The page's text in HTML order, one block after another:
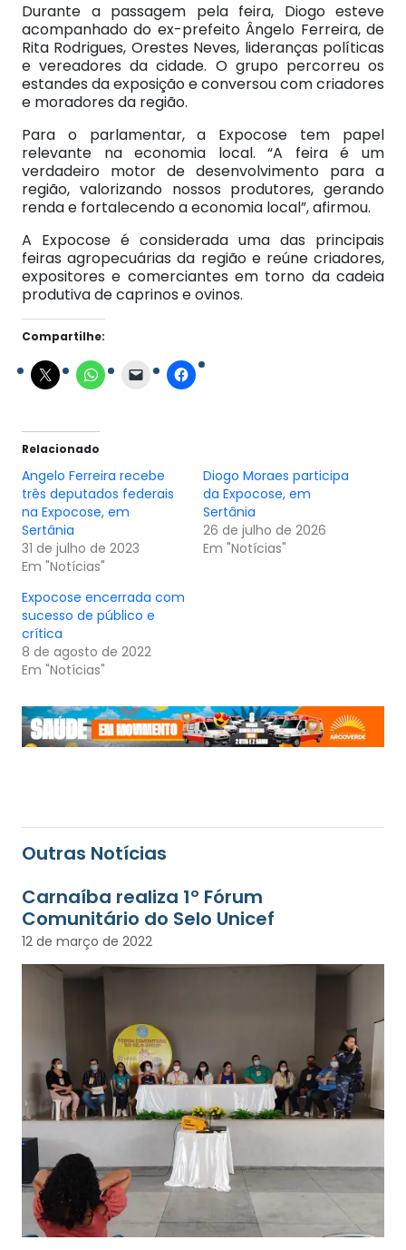
Durante a passagem pela feira, Diogo esteve
acompanhado do ex-prefeito Ângelo Ferreira, de
Rita Rodrigues, Orestes Neves, lideranças políticas
e vereadores da cidade. O grupo percorreu os
estandes da exposição e conversou com criadores
e moradores da região.
Para o parlamentar, a Expocose tem papel
relevante na economia local. “A feira é um
verdadeiro motor de desenvolvimento para a
região, valorizando nossos produtores, gerando
renda e fortalecendo a economia local”, afirmou.
A Expocose é considerada uma das principais
feiras agropecuárias da região e reúne criadores,
expositores e comerciantes em torno da cadeia
produtiva de caprinos e ovinos.
Compartilhe:
Relacionado
Angelo Ferreira recebe
três deputados federais
na Expocose, em
Sertânia
31 de julho de 2023
Em "Notícias"
Diogo Moraes participa
da Expocose, em
Sertânia
26 de julho de 2026
Em "Notícias"
Expocose encerrada com
sucesso de público e
crítica
8 de agosto de 2022
Em "Notícias"
Outras Notícias
Carnaíba realiza 1º Fórum
Comunitário do Selo Unicef
12 de março de 2022